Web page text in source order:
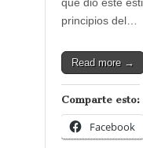
principios del…
Read more →
Comparte esto:
Facebook